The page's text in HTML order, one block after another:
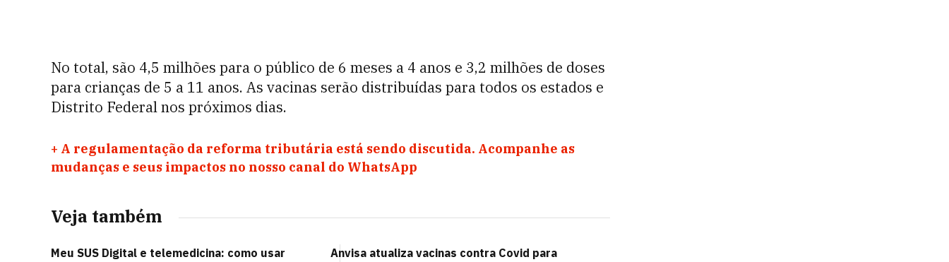
No total, são 4,5 milhões para o público de 6 meses a 4 anos e 3,2 milhões de doses
para crianças de 5 a 11 anos. As vacinas serão distribuídas para todos os estados e
Distrito Federal nos próximos dias.
+ A regulamentação da reforma tributária está sendo discutida. Acompanhe as
mudanças e seus impactos no nosso canal do WhatsApp
Veja também
Meu SUS Digital e telemedicina: como usar
Anvisa atualiza vacinas contra Covid para